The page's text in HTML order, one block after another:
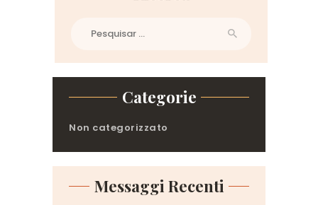
Categorie
Non categorizzato
Messaggi Recenti